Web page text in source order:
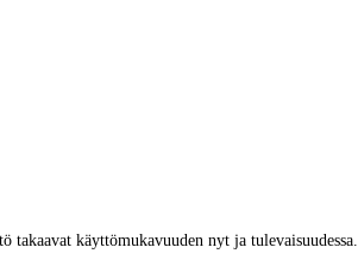
käyttömukavuuden nyt ja tulevaisuudessa.